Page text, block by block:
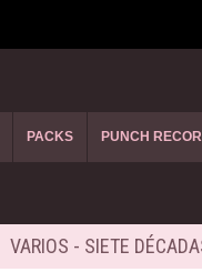
PACKS PUNCH
VARIOS - SIETE